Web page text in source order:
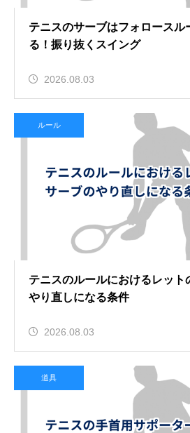
テニスのサーブはフォロースル
る！振り抜くスイング
2026.08.03
ルール
テニスのルールにおけるレット
やり直しになる条件
2026.08.03
道具